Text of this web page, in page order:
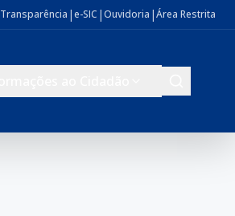
Transparência |e-SIC |Ouvidoria |Área Restrita